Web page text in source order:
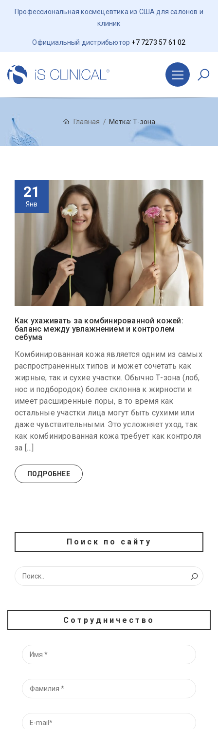
Профессиональная космецевтика из США для салонов и
клиник
Официальный дистрибьютор +7 7273 57 61 02
Главная Метка:Т-зона
21
Янв
Как ухаживать за комбинированной кожей:
баланс между увлажнением и контролем
себума
Комбинированная кожа является одним из самых
распространённых типов и может сочетать как
жирные, так и сухие участки. Обычно Т-зона (лоб,
нос и подбородок) более склонна к жирности и
имеет расширенные поры, в то время как
остальные участки лица могут быть сухими или
даже чувствительными. Это усложняет уход, так
как комбинированная кожа требует как контроля
за […]
ПОДРОБНЕЕ
Поиск по сайту
Сотрудничество